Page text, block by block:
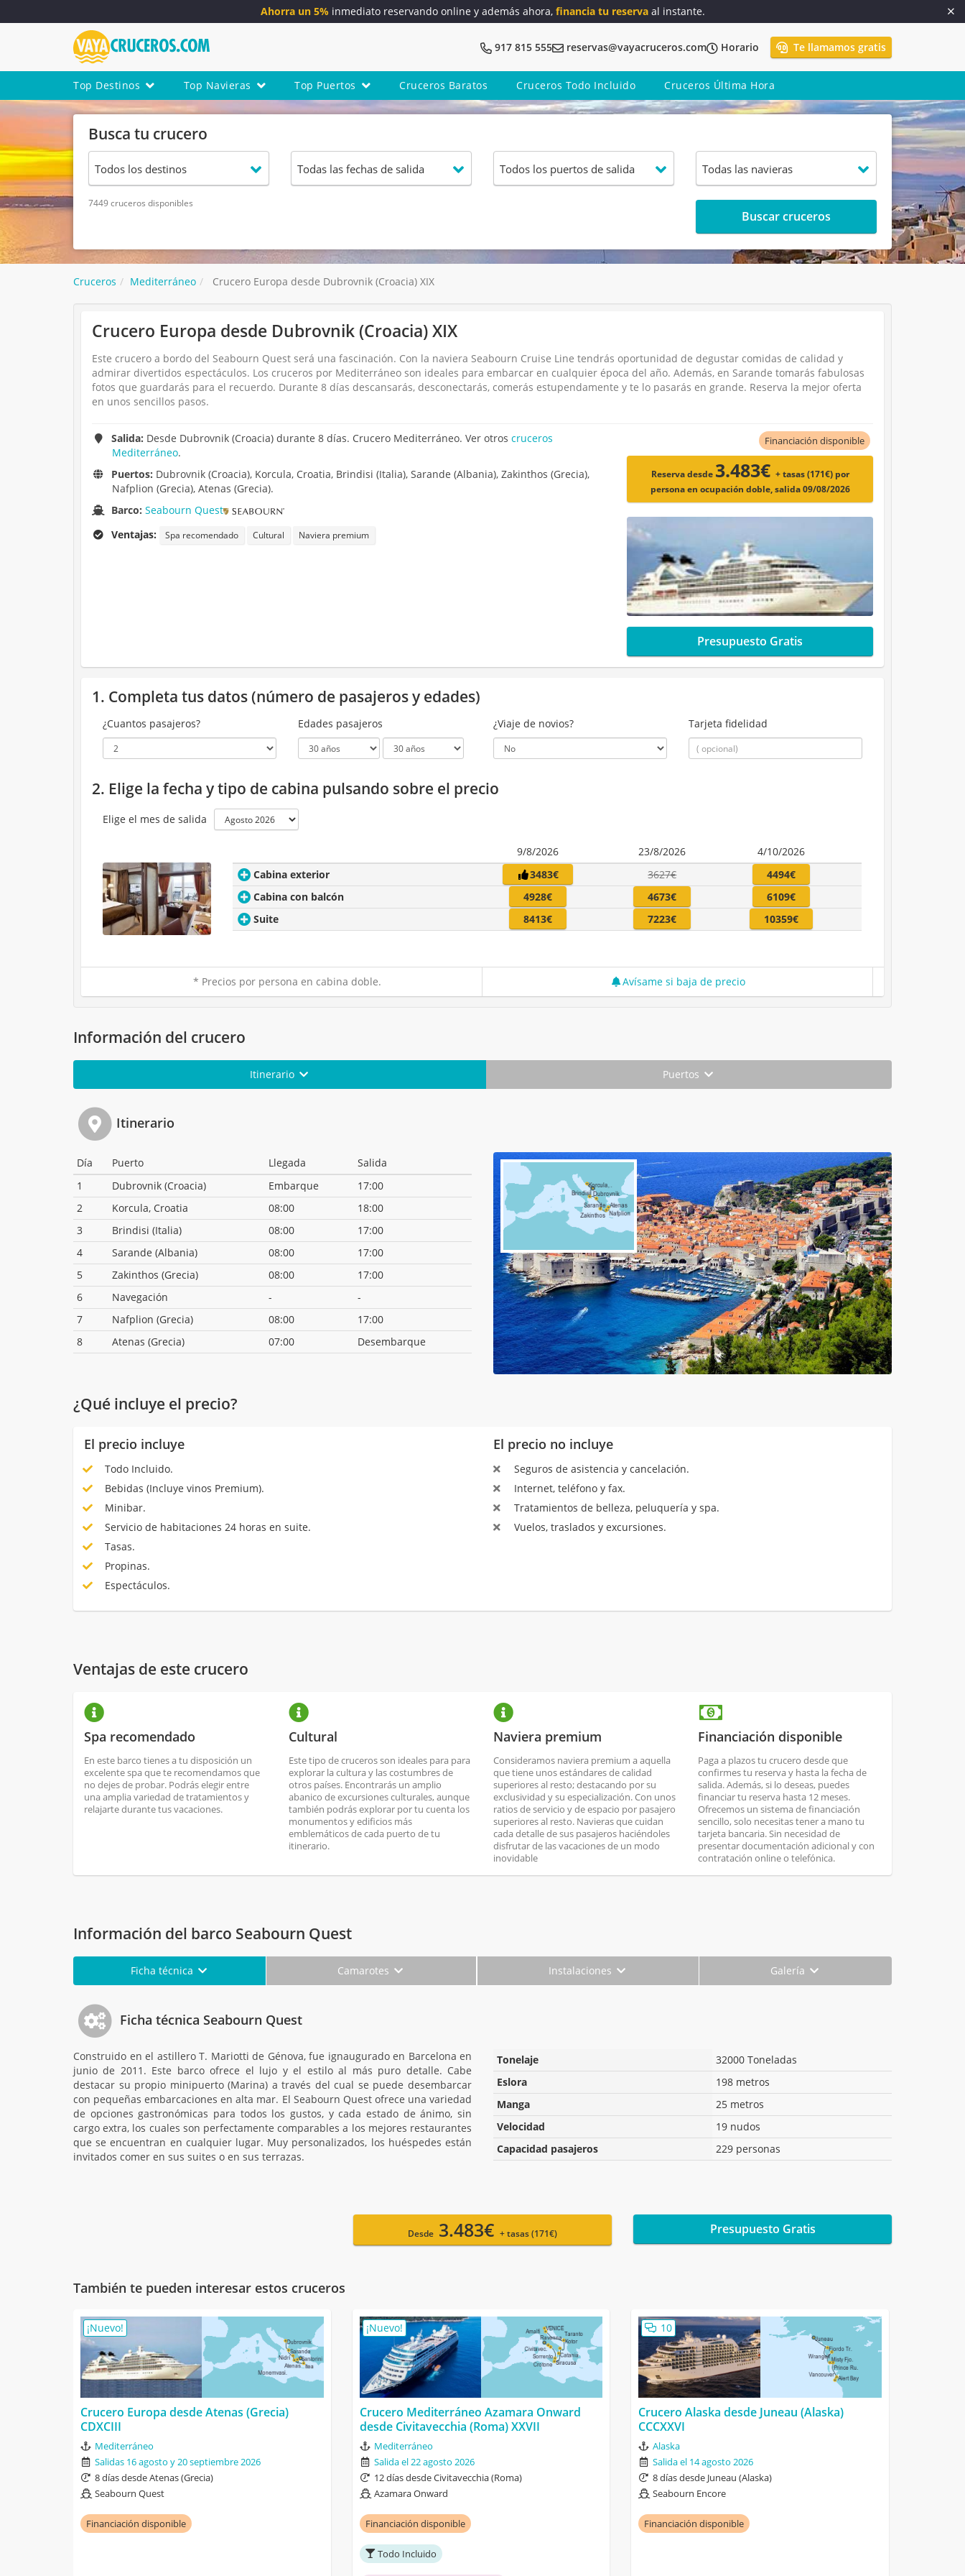
Ahorra un 5%inmediato reservando online y además ahora, financia tu reservaal instante.
917 815 555 reservas@vayacruceros.com Horario Te llamamos gratis
Top Destinos Top Navieras Top Puertos Cruceros Baratos Cruceros Todo Incluido Cruceros Última Hora
Busca tu crucero
7449 cruceros disponibles
Buscar cruceros
Cruceros Mediterráneo Crucero Europa desde Dubrovnik (Croacia) XIX
Crucero Europa desde Dubrovnik (Croacia) XIX
Este crucero a bordo del Seabourn Quest será una fascinación. Con la naviera Seabourn Cruise Line tendrás oportunidad de degustar comidas de calidad y
admirar divertidos espectáculos. Los cruceros por Mediterráneo son ideales para embarcar en cualquier época del año. Además, en Sarande tomarás fabulosas
fotos que guardarás para el recuerdo. Durante 8 días descansarás, desconectarás, comerás estupendamente y te lo pasarás en grande. Reserva la mejor oferta
en unos sencillos pasos.
Salida: Desde Dubrovnik (Croacia) durante 8 días. Crucero Mediterráneo. Ver otroscruceros
Mediterráneo.
Puertos: Dubrovnik (Croacia), Korcula, Croatia, Brindisi (Italia), Sarande (Albania), Zakinthos (Grecia),
Nafplion (Grecia), Atenas (Grecia).
Barco:Seabourn Quest
Ventajas:
Spa recomendado Cultural Naviera premium
Financiación disponible
Reserva desde 3.483€ + tasas (171€) por
persona en ocupación doble, salida 09/08/2026
Presupuesto Gratis
1. Completa tus datos (número de pasajeros y edades)
¿Cuantos pasajeros? Edades pasajeros ¿Viaje de novios? Tarjeta fidelidad
2. Elige la fecha y tipo de cabina pulsando sobre el precio
Elige el mes de salida
9/8/2026 23/8/2026
4/10/2026
Cabina exterior
3483€ 3627€
4494€
Cabina con balcón
4928€ 4673€
6109€
Suite
8413€ 7223€ 10359€
* Precios por persona en cabina doble. Avísame si baja de precio
Información del crucero
Itinerario Puertos
Itinerario
Día Puerto Llegada
Salida
1
Dubrovnik (Croacia) Embarque
17:00
2
Korcula, Croatia 08:00
18:00
3
Brindisi (Italia) 08:00
17:00
4
Sarande (Albania) 08:00
17:00
5
Zakinthos (Grecia) 08:00
17:00
6
Navegación -
-
7
Nafplion (Grecia) 08:00
17:00
8
Atenas (Grecia) 07:00 Desembarque
¿Qué incluye el precio?
El precio incluye
Todo Incluido.
Bebidas (Incluye vinos Premium).
Minibar.
Servicio de habitaciones 24 horas en suite.
Tasas.
Propinas.
Espectáculos.
El precio no incluye
Seguros de asistencia y cancelación.
Internet, teléfono y fax.
Tratamientos de belleza, peluquería y spa.
Vuelos, traslados y excursiones.
Ventajas de este crucero
Spa recomendado
En este barco tienes a tu disposición un
excelente spa que te recomendamos que
no dejes de probar. Podrás elegir entre
una amplia variedad de tratamientos y
relajarte durante tus vacaciones.
Cultural
Este tipo de cruceros son ideales para para
explorar la cultura y las costumbres de
otros países. Encontrarás un amplio
abanico de excursiones culturales, aunque
también podrás explorar por tu cuenta los
monumentos y edificios más
emblemáticos de cada puerto de tu
itinerario.
Naviera premium
Consideramos naviera premium a aquella
que tiene unos estándares de calidad
superiores al resto; destacando por su
exclusividad y su especialización. Con unos
ratios de servicio y de espacio por pasajero
superiores al resto. Navieras que cuidan
cada detalle de sus pasajeros haciéndoles
disfrutar de las vacaciones de un modo
inovidable
Financiación disponible
Paga a plazos tu crucero desde que
confirmes tu reserva y hasta la fecha de
salida. Además, si lo deseas, puedes
financiar tu reserva hasta 12 meses.
Ofrecemos un sistema de financiación
sencillo, solo necesitas tener a mano tu
tarjeta bancaria. Sin necesidad de
presentar documentación adicional y con
contratación online o telefónica.
Información del barco Seabourn Quest
Ficha técnica Camarotes Instalaciones Galería
Ficha técnica Seabourn Quest
Construido en el astillero T. Mariotti de Génova, fue ignaugurado en Barcelona en
junio de 2011. Este barco ofrece el lujo y el estilo al más puro detalle. Cabe
destacar su propio minipuerto (Marina) a través del cual se puede desembarcar
con pequeñas embarcaciones en alta mar. El Seabourn Quest ofrece una variedad
de opciones gastronómicas para todos los gustos, y cada estado de ánimo, sin
cargo extra, los cuales son perfectamente comparables a los mejores restaurantes
que se encuentran en cualquier lugar. Muy personalizados, los huéspedes están
invitados comer en sus suites o en sus terrazas.
Tonelaje
32000 Toneladas
Eslora
198 metros
Manga
25 metros
Velocidad
19 nudos
Capacidad pasajeros
229 personas
Desde 3.483€ + tasas (171€) Presupuesto Gratis
También te pueden interesar estos cruceros
¡Nuevo!
Crucero Europa desde Atenas (Grecia)
CDXCIII
Mediterráneo
Salidas 16 agosto y 20 septiembre 2026
8 días desde Atenas (Grecia)
Seabourn Quest
Financiación disponible
¡Nuevo!
Crucero Mediterráneo Azamara Onward
desde Civitavecchia (Roma) XXVII
Mediterráneo
Salida el 22 agosto 2026
12 días desde Civitavecchia (Roma)
Azamara Onward
Financiación disponible
Todo Incluido
10
Crucero Alaska desde Juneau (Alaska)
CCCXXVI
Alaska
Salida el 14 agosto 2026
8 días desde Juneau (Alaska)
Seabourn Encore
Financiación disponible